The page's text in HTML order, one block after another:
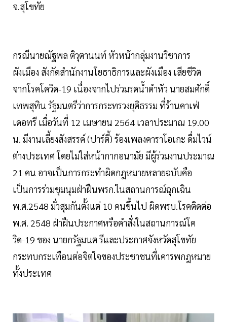
จ.สุโขทัย
กรณีนายณัฐพล ติวุตานนท์ หัวหน้ากลุ่มงานวิชาการ
ผังเมือง สังกัดสำนักงานโยธาธิการและผังเมือง เสียชีวิต
จากโรคโควิด-19 เนื่องจากไปร่วมรดน้ำดำหัว นายสมศักดิ์
เทพสุทิน รัฐมนตรีว่าการกระทรวงยุติธรรม ที่ร้านคาเฟ่
เดอทรี เมื่อวันที่ 12 เมษายน 2564 เวลาประมาณ 19.00
น. มีงานเลี้ยงสังสรรค์ (ปาร์ตี้) ร้องเพลงคาราโอเกะ ดื่มไวน์
ต่างประเทศ โดยไม่ใส่หน้ากากอนามัย มีผู้ร่วมงานประมาณ
21 คน อาจเป็นการกระทำผิดกฎหมายหลายฉบับคือ
เป็นการร่วมชุมนุมฝ่าฝืนพรก.ในสถานการณ์ฉุกเฉิน
พ.ศ.2548 มั่วสุมกันตั้งแต่ 10 คนขึ้นไป ผิดพรบ.โรคติดต่อ
พ.ศ. 2548 ฝ่าฝืนประกาศหรือคำสั่งในสถานการณ์โค
วิด-19 ของ นายกรัฐมนต รีและประกาศจังหวัดสุโขทัย
กระทบกระเทือนต่อจิตใจของประชาชนที่เคารพกฎหมาย
ทั้งประเทศ